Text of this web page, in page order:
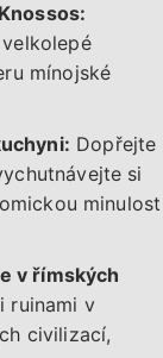
mínojské
Dopřejte
si
minulost
v římských
ruinami v
civilizací,